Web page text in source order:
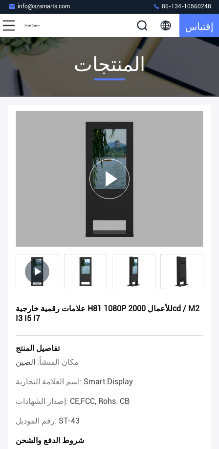
info@szsmarts.com 86-134-10560248
إقتباس
المنتجات
علامات رقمية خارجية H81 1080P للأعمال 2000cd / M2
I3 I5 I7
تفاصيل المنتج
مكان المنشأ: الصين
اسم العلامة التجارية: Smart Display
إصدار الشهادات: CE,FCC, Rohs. CB
رقم الموديل: ST-43
شروط الدفع والشحن